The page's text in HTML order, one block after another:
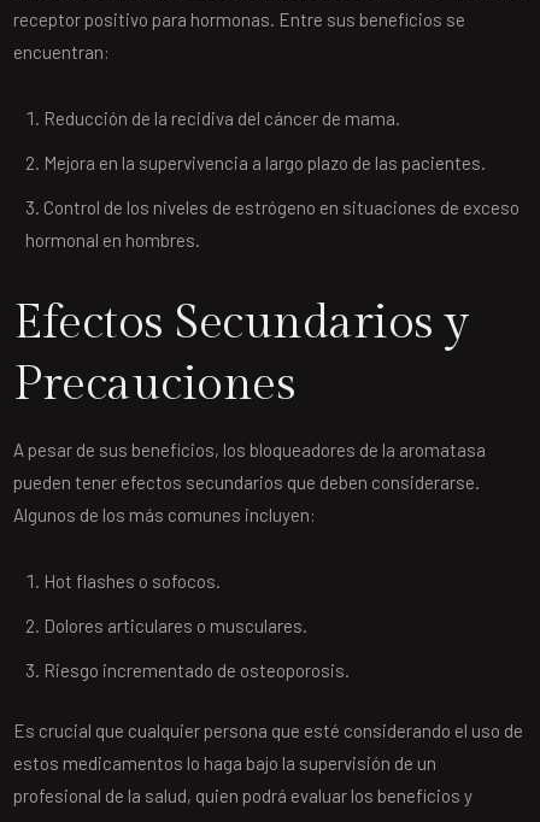
receptor positivo para hormonas. Entre sus beneficios se
encuentran:
Reducción de la recidiva del cáncer de mama.
Mejora en la supervivencia a largo plazo de las pacientes.
Control de los niveles de estrógeno en situaciones de exceso
hormonal en hombres.
Efectos Secundarios y
Precauciones
A pesar de sus beneficios, los bloqueadores de la aromatasa
pueden tener efectos secundarios que deben considerarse.
Algunos de los más comunes incluyen:
Hot flashes o sofocos.
Dolores articulares o musculares.
Riesgo incrementado de osteoporosis.
Es crucial que cualquier persona que esté considerando el uso de
estos medicamentos lo haga bajo la supervisión de un
profesional de la salud, quien podrá evaluar los beneficios y